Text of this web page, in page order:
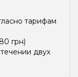
тарифам
грн)
двух